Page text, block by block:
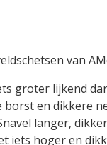
van
groter lijkend
en dikkere
langer,
iets hoger en